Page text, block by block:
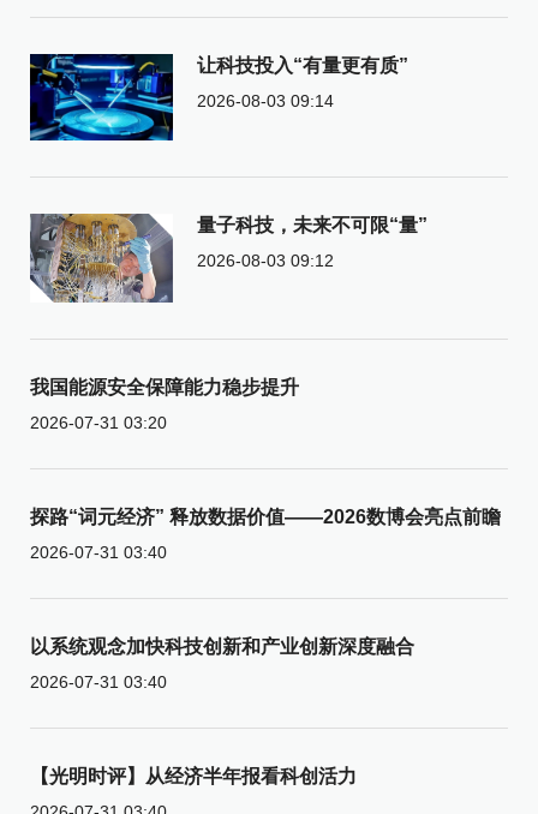
让科技投入“有量更有质”
2026-08-03 09:14
量子科技，未来不可限“量”
2026-08-03 09:12
我国能源安全保障能力稳步提升
2026-07-31 03:20
探路“词元经济” 释放数据价值——2026数博会亮点前瞻
2026-07-31 03:40
以系统观念加快科技创新和产业创新深度融合
2026-07-31 03:40
【光明时评】从经济半年报看科创活力